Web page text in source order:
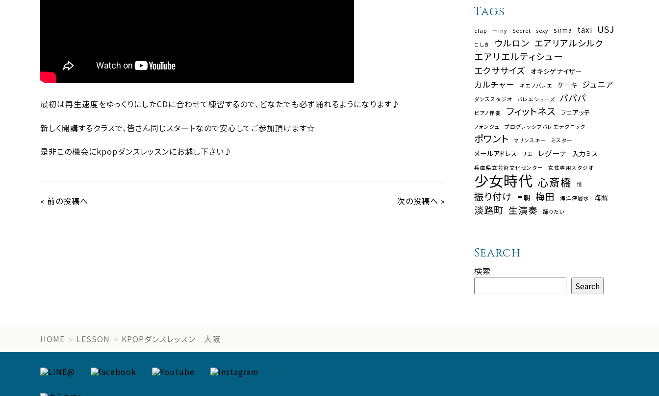
最初は再生速度をゆっくりにしたCDに合わせて練習するので、どなたでも必ず踊れるようになります♪
新しく開講するクラスで、皆さん同じスタートなので安心してご参加頂けます☆
是非この機会にkpopダンスレッスンにお越し下さい♪
« 前の投稿へ 次の投稿へ »
Tags
clap miny Secret sexy sirma taxi USJ
こしき ウルロン エアリアルシルク
エアリエルティシュー
エクササイズ オキシゲナイザー
カルチャー キエフバレエ ケーキ ジュニア
ダンススタジオ バレエシューズ パパパ
ピアノ伴奏 フィットネス フェアッテ
フォンジュ プログレッシブバレエテクニック
ポワント マリンスキー ミスター
メールアドレス リエ レグーテ 入力ミス
兵庫県立芸術文化センター 女性専用スタジオ
少女時代 心斎橋 恒
振り付け 早朝 梅田 海洋深層水 海賊
淡路町 生演奏 踊りたい
Search
検索
Search
HOME LESSON KPOPダンスレッスン 大阪